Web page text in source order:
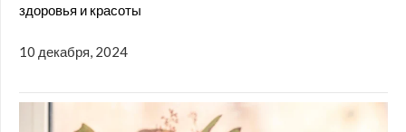
здоровья и красоты
10 декабря, 2024